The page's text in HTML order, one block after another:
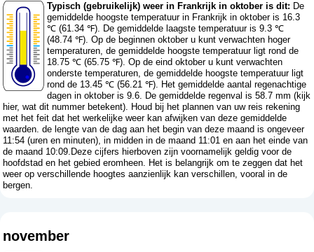
Typisch (gebruikelijk) weer in Frankrijk in oktober is dit: De
gemiddelde hoogste temperatuur in Frankrijk in oktober is 16.3
℃ (61.34 ℉). De gemiddelde laagste temperatuur is 9.3 ℃
(48.74 ℉). Op de beginnen oktober u kunt verwachten hoger
temperaturen, de gemiddelde hoogste temperatuur ligt rond de
18.75 ℃ (65.75 ℉). Op de eind oktober u kunt verwachten
onderste temperaturen, de gemiddelde hoogste temperatuur ligt
rond de 13.45 ℃ (56.21 ℉). Het gemiddelde aantal regenachtige
dagen in oktober is 9.6. De gemiddelde regenval is 58.7 mm (kijk
hier, wat dit nummer betekent). Houd bij het plannen van uw reis rekening
met het feit dat het werkelijke weer kan afwijken van deze gemiddelde
waarden. de lengte van de dag aan het begin van deze maand is ongeveer
11:54 (uren en minuten), in midden in de maand 11:01 en aan het einde van
de maand 10:09.Deze cijfers hierboven zijn voornamelijk geldig voor de
hoofdstad en het gebied eromheen. Het is belangrijk om te zeggen dat het
weer op verschillende hoogtes aanzienlijk kan verschillen, vooral in de
bergen.
november